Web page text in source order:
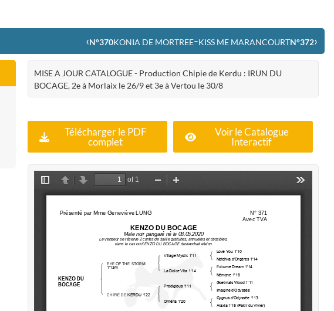
‹N°370KONIA DE MORTREE–KISS ME MARANCOURTN°372›
MISE A JOUR CATALOGUE - Production Chipie de Kerdu : IRUN DU
BOCAGE, 2e à Morlaix le 26/9 et 3e à Vertou le 30/8
Télécharger le PDF
complet
Voir le Catalogue
Interactif